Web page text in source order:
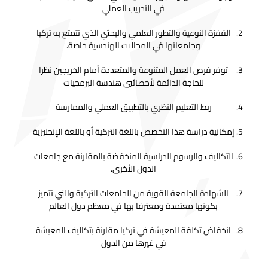
في التدريب العملي
القفزة النوعية والتطور العلمي والبحثي الذي تتمتع به تركيا
وجامعاتها في المجالات الهندسية خاصة.
توفر فرص العمل المتنوعة والمتعددة أمام الخريجين نظرا
للحاجة الدائمة لأخصائيي هندسة البرمجيات
ربط التعليم النظري بالتطبيق العملي والممارسة
إمكانية دراسة هذا التخصص باللغة التركية أو باللغة الإنجليزية
التكاليف والرسوم الدراسية المنخفضة بالمقارنة مع جامعات
الدول الأخرى.
الشهادة الجامعة القوية من الجامعات التركية والتي تتميز
بكونها معتمدة ومعترفا بها في معظم دول العالم
انخفاض تكلفة المعيشة في تركيا مقارنة بتكاليف المعيشة
في غيرها من الدول